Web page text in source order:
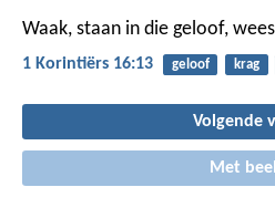
Waak, staan in die geloof,
1 Korintiërs 16:13 geloof krag
Volgende
Met